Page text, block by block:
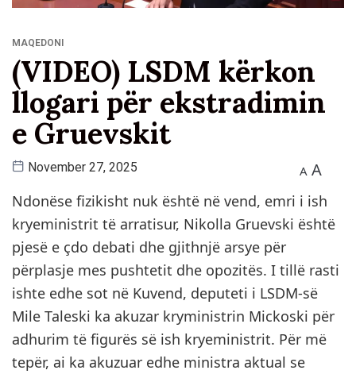
MAQEDONI
(VIDEO) LSDM kërkon
llogari për ekstradimin
e Gruevskit
November 27, 2025 A A
Ndonëse fizikisht nuk është në vend, emri i ish
kryeministrit të arratisur, Nikolla Gruevski është
pjesë e çdo debati dhe gjithnjë arsye për
përplasje mes pushtetit dhe opozitës. I tillë rasti
ishte edhe sot në Kuvend, deputeti i LSDM-së
Mile Taleski ka akuzar kryministrin Mickoski për
adhurim të figurës së ish kryeministrit. Për më
tepër, ai ka akuzuar edhe ministra aktual se